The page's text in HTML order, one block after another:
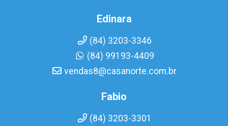
Edinara
(84) 3203-3346
(84) 99193-4409
vendas8@casanorte.com.br
Fabio
(84) 3203-3301